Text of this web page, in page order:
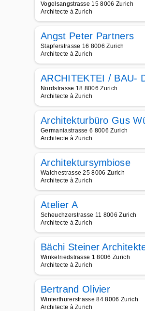
Vogelsangstrasse 15 8006 Zurich
Architecte à Zurich
Angst Peter Partners
Stapferstrasse 16 8006 Zurich
Architecte à Zurich
ARCHITEKTEI / BAU-
Nordstrasse 18 8006 Zurich
Architecte à Zurich
Architekturbüro Gus
Germaniastrasse 6 8006 Zurich
Architecte à Zurich
Architektursymbiose
Walchestrasse 25 8006 Zurich
Architecte à Zurich
Atelier A
Scheuchzerstrasse 11 8006 Zurich
Architecte à Zurich
Bächi Steiner
Winkelriedstrasse 1 8006 Zurich
Architecte à Zurich
Bertrand Olivier
Winterthurerstrasse 84 8006 Zurich
Architecte à Zurich